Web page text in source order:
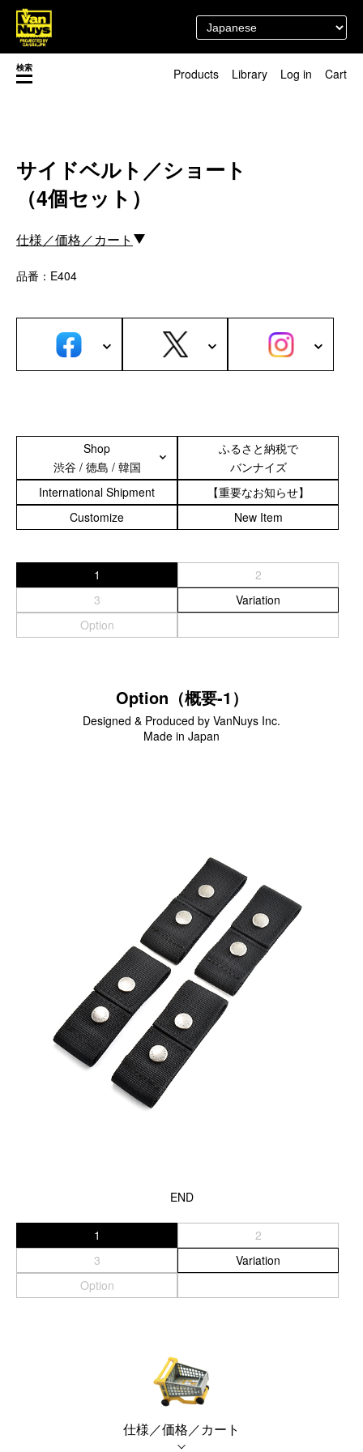
検索 Products
Pick up
マスク関連商品
新商品（BackNumber）
デジアナ格納庫
FreeFree トート
ちょっとミリタリー
カスタムパーツ
ポータブルオーディオケース
イヤフォンケース など／汎用
SONY
Bag
ショルダーバッグ
斜めがけショルダーバッグ
サブバッグ／ウエストバッグ
財布／カード、コインケース
財布以外の革製品
ステーショナリー
便利なアタッチメント／パーツ
ショルダーベルト／パット
ストラップ／ネックストラップ
カメラ用ストラップ
キーケース／キーホルダー
スマートキーケース
車／自転車／バイク
スマートフォンケース
iPhone15
Galaxy
XPERIA
Other
MacBook
デジカメケース
SONY
Library
即納ショップ
訳あり＆アウトレットShop
ブランドストーリー
Log in Cart
サイドベルト／ショート
（4個セット）
仕様／価格／カート
品番：E404
Shop
渋谷 / 徳島 / 韓国
ふるさと納税で
バンナイズ
International Shipment
【重要なお知らせ】
Customize
New Item
1
2
3
Variation
Option
Option（概要-1）
Designed & Produced by VanNuys Inc.
Made in Japan
END
1
2
3
Variation
Option
仕様／価格／カート